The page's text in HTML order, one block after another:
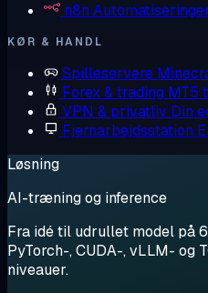
n8n
KØR & HANDL
Spilleservere
Forex & trading MT5
VPN & privatliv Din
Fjernarbejdsstation
Løsning
AI-træning og inference
Fra idé til udrullet model på
PyTorch-, CUDA-, vLLM- og
niveauer.